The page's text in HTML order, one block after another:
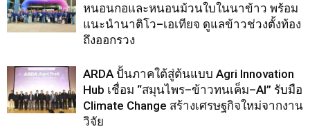
หนอนกอและหนอนม้วนใบในนาข้าว พร้อม
แนะนำนาติโว–เอเทียจ ดูแลข้าวช่วงตั้งท้อง
ถึงออกรวง
ARDA ปั้นภาคใต้สู่ต้นแบบ Agri Innovation
Hub เชื่อม “สมุนไพร–ข้าวทนเค็ม–AI” รับมือ
Climate Change สร้างเศรษฐกิจใหม่จากงาน
วิจัย